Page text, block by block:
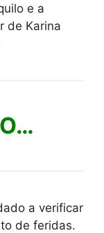
e a
de Karina
a verificar
de feridas.